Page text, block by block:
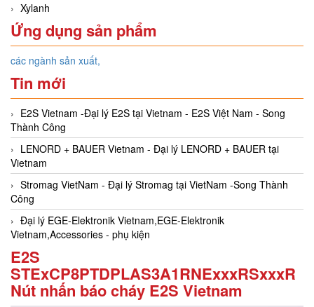
Xylanh
Ứng dụng sản phẩm
các ngành sản xuất,
Tin mới
E2S Vietnam -Đại lý E2S tại Vietnam - E2S Việt Nam - Song
Thành Công
LENORD + BAUER Vietnam - Đại lý LENORD + BAUER tại
Vietnam
Stromag VietNam - Đại lý Stromag tại VietNam -Song Thành
Công
Đại lý EGE-Elektronik Vietnam,EGE-Elektronik
Vietnam,Accessories - phụ kiện
E2S
STExCP8PTDPLAS3A1RNExxxRSxxxR
Nút nhấn báo cháy E2S Vietnam